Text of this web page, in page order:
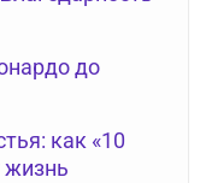
до
как «10
жизнь